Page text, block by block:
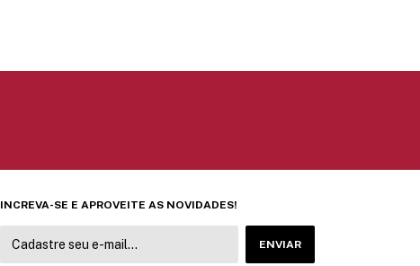
INCREVA-SE E APROVEITE AS NOVIDADES!